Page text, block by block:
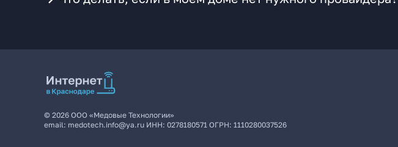
© 2026 ООО «Медовые Технологии»
email: medotech.info@ya.ru ИНН: 0278180571 ОГРН: 1110280037526